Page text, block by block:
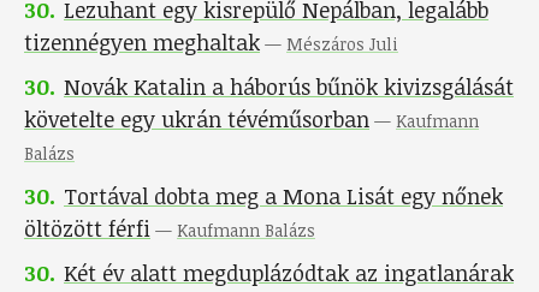
30. Lezuhant egy kisrepülő Nepálban, legalább
tizennégyen meghaltak — Mészáros Juli
30. Novák Katalin a háborús bűnök kivizsgálását
követelte egy ukrán tévéműsorban — Kaufmann
Balázs
30. Tortával dobta meg a Mona Lisát egy nőnek
öltözött férfi — Kaufmann Balázs
30. Két év alatt megduplázódtak az ingatlanárak